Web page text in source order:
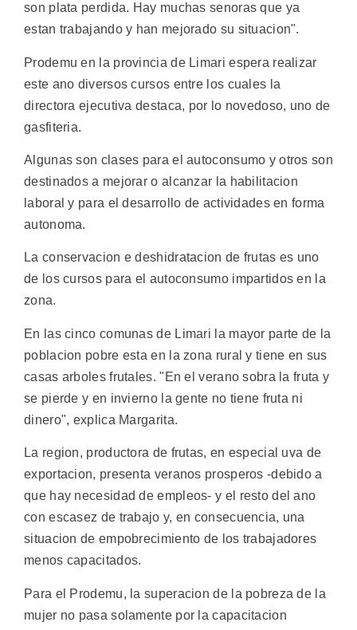
son plata perdida. Hay muchas senoras que ya
estan trabajando y han mejorado su situacion".
Prodemu en la provincia de Limari espera realizar
este ano diversos cursos entre los cuales la
directora ejecutiva destaca, por lo novedoso, uno de
gasfiteria.
Algunas son clases para el autoconsumo y otros son
destinados a mejorar o alcanzar la habilitacion
laboral y para el desarrollo de actividades en forma
autonoma.
La conservacion e deshidratacion de frutas es uno
de los cursos para el autoconsumo impartidos en la
zona.
En las cinco comunas de Limari la mayor parte de la
poblacion pobre esta en la zona rural y tiene en sus
casas arboles frutales. "En el verano sobra la fruta y
se pierde y en invierno la gente no tiene fruta ni
dinero", explica Margarita.
La region, productora de frutas, en especial uva de
exportacion, presenta veranos prosperos -debido a
que hay necesidad de empleos- y el resto del ano
con escasez de trabajo y, en consecuencia, una
situacion de empobrecimiento de los trabajadores
menos capacitados.
Para el Prodemu, la superacion de la pobreza de la
mujer no pasa solamente por la capacitacion